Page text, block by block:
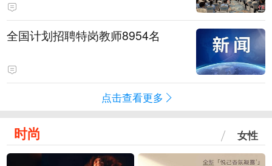
全国计划招聘特岗教师8954名
点击查看更多
时尚 女性